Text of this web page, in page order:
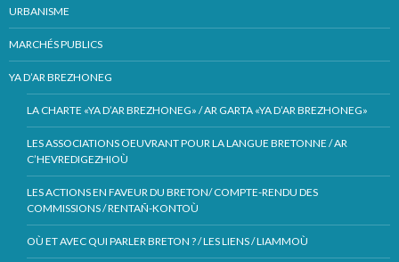
URBANISME
MARCHÉS PUBLICS
YA D’AR BREZHONEG
LA CHARTE «YA D’AR BREZHONEG» / AR GARTA «YA D’AR BREZHONEG»
LES ASSOCIATIONS OEUVRANT POUR LA LANGUE BRETONNE / AR
C’HEVREDIGEZHIOÙ
LES ACTIONS EN FAVEUR DU BRETON/ COMPTE-RENDU DES
COMMISSIONS / RENTAÑ-KONTOÙ
OÙ ET AVEC QUI PARLER BRETON ? / LES LIENS / LIAMMOÙ